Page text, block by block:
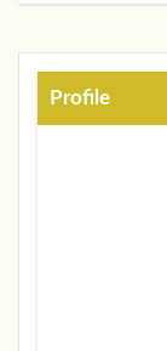
Profile